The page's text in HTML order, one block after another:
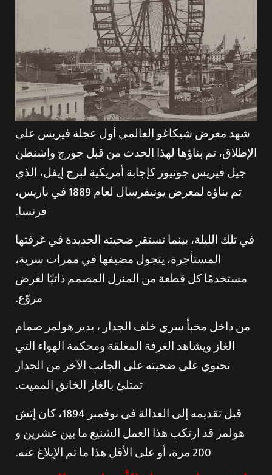
شهد معرض شيكاغو العالمي أول عجلة فيريس على
الإطلاق، تم بناؤها لهذا الحدث من قبل جورج واشنطن
جيل فيريس جونيور كإجابة أمريكية لبرج إيفل، الذي
تم بناؤه لمعرض يونيفرسال لعام 1889 في باريس،
فرنسا.
في تلك الليلة، بينما تستقر ضحيته الجديدة في غرفتها
المستأجرة، يتجول مضيفها في ممرات سرية،
مستخدمًا كل قطعة من المنزل المصمم ذاتيًا لغرض
مروّع.
من داخل مخبأ سري خلف الجدار ، يدير هولمز صمام
الغاز ويشاهد الغرفة المغلقة ومحكمة الهواء التي
تحتوي على ضحيته على الجانب الآخر من الجدار
تمتلئ بالغاز الخانق المميت.
قبل تقديمه إلى العدالة في نوفمبر 1894، كان إتش
هولمز قد ارتكب هذا العمل الشنيع ما بين عشرين و
200 مرة، أو على الأقل هذا ما تم الإبلاغ عنه.